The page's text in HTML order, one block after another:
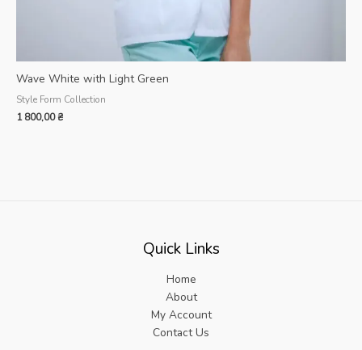
Wave White with Light Green
Style Form Collection
1 800,00₴
Quick Links
Home
About
My Account
Contact Us